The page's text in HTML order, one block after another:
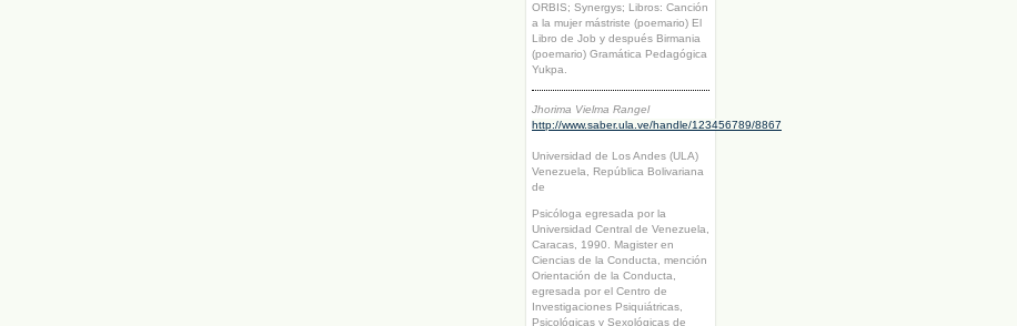
ORBIS; Synergys; Libros: Canción
a la mujer mástriste (poemario) El
Libro de Job y después Birmania
(poemario) Gramática Pedagógica
Yukpa.
Jhorima Vielma Rangel
http://www.saber.ula.ve/handle/123456789/8867
Universidad de Los Andes (ULA)
Venezuela, República Bolivariana
de
Psicóloga egresada por la
Universidad Central de Venezuela,
Caracas, 1990. Magister en
Ciencias de la Conducta, mención
Orientación de la Conducta,
egresada por el Centro de
Investigaciones Psiquiátricas,
Psicológicas y Sexológicas de